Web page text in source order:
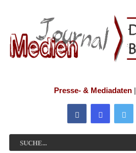
Presse- & Mediadaten|